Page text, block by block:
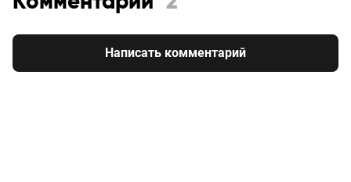
Написать комментарий